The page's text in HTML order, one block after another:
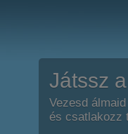
Játssz
Vezesd
és csatlakozz